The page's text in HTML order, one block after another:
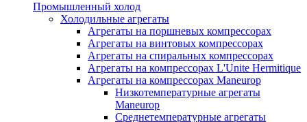
Промышленный холод
Холодильные агрегаты
Агрегаты на поршневых компрессорах
Агрегаты на винтовых компрессорах
Агрегаты на спиральных компрессорах
Агрегаты на компрессорах L'Unite Hermitique
Агрегаты на компрессорах Maneurop
Низкотемпературные агрегаты
Maneurop
Среднетемпературные агрегаты